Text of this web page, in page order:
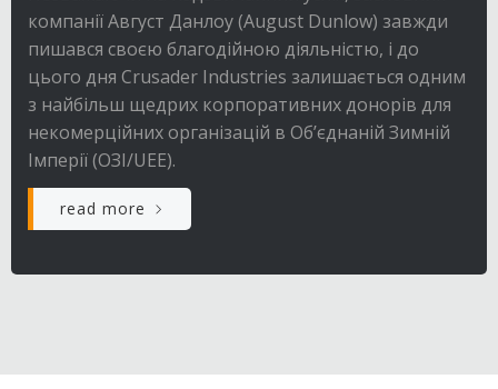
компанії Август Данлоу (August Dunlow) завжди
пишався своєю благодійною діяльністю, і до
цього дня Crusader Industries залишається одним
з найбільш щедрих корпоративних донорів для
некомерційних організацій в Об’єднаній Зимній
Імперії (ОЗІ/UEE).
read more